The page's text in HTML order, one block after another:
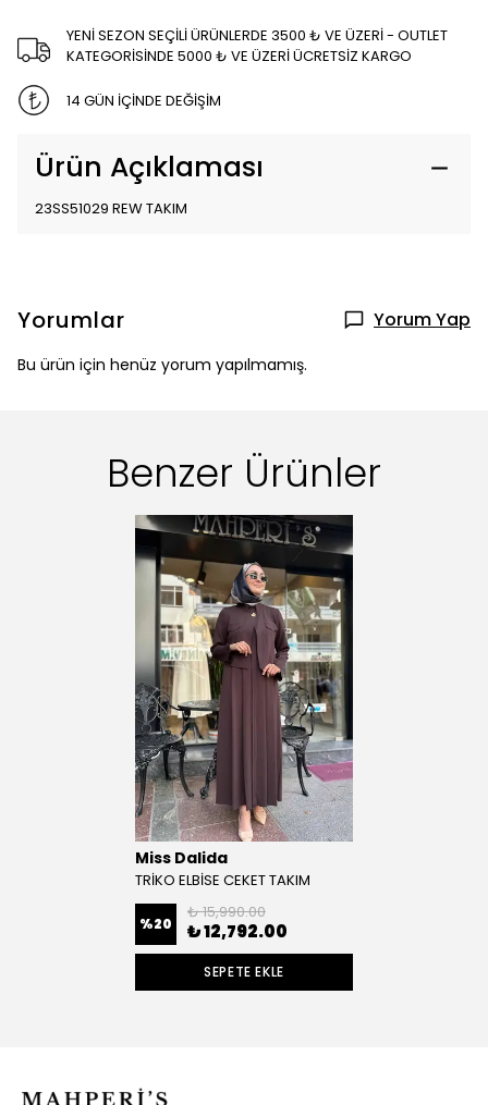
YENİ SEZON SEÇİLİ ÜRÜNLERDE 3500 ₺ VE ÜZERİ - OUTLET
KATEGORİSİNDE 5000 ₺ VE ÜZERİ ÜCRETSİZ KARGO
14 GÜN İÇİNDE DEĞİŞİM
Ürün Açıklaması
23SS51029 REW TAKIM
Yorumlar Yorum Yap
Bu ürün için henüz yorum yapılmamış.
Benzer Ürünler
Miss Dalida
TRİKO ELBİSE CEKET TAKIM
%20
₺ 15,990.00
₺ 12,792.00
SEPETE EKLE